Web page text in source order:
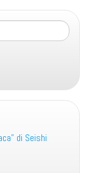
di Seishi